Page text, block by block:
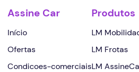
Assine Car
Início
Ofertas
Condicoes-comerciais
Produtos
LM
LM Frotas
LM